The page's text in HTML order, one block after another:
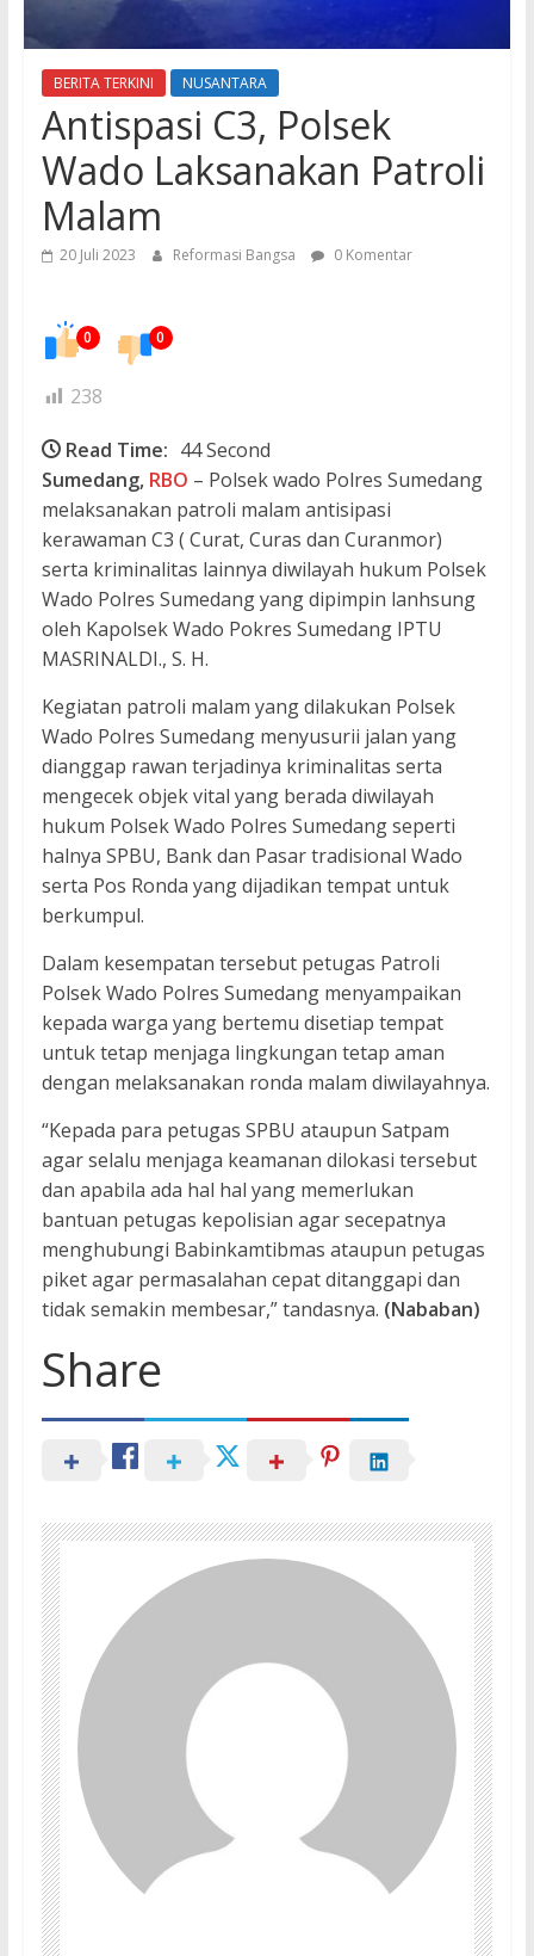
BERITA TERKINI NUSANTARA
Antispasi C3, Polsek
Wado Laksanakan Patroli
Malam
20 Juli 2023 Reformasi Bangsa 0 Komentar
0 0
238
Read Time: 44 Second
Sumedang, RBO – Polsek wado Polres Sumedang
melaksanakan patroli malam antisipasi
kerawaman C3 ( Curat, Curas dan Curanmor)
serta kriminalitas lainnya diwilayah hukum Polsek
Wado Polres Sumedang yang dipimpin lanhsung
oleh Kapolsek Wado Pokres Sumedang IPTU
MASRINALDI., S. H.
Kegiatan patroli malam yang dilakukan Polsek
Wado Polres Sumedang menyusurii jalan yang
dianggap rawan terjadinya kriminalitas serta
mengecek objek vital yang berada diwilayah
hukum Polsek Wado Polres Sumedang seperti
halnya SPBU, Bank dan Pasar tradisional Wado
serta Pos Ronda yang dijadikan tempat untuk
berkumpul.
Dalam kesempatan tersebut petugas Patroli
Polsek Wado Polres Sumedang menyampaikan
kepada warga yang bertemu disetiap tempat
untuk tetap menjaga lingkungan tetap aman
dengan melaksanakan ronda malam diwilayahnya.
“Kepada para petugas SPBU ataupun Satpam
agar selalu menjaga keamanan dilokasi tersebut
dan apabila ada hal hal yang memerlukan
bantuan petugas kepolisian agar secepatnya
menghubungi Babinkamtibmas ataupun petugas
piket agar permasalahan cepat ditanggapi dan
tidak semakin membesar,” tandasnya. (Nababan)
Share